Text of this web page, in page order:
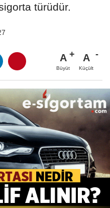
türüdür.
A
Büyüt
A
Küçült